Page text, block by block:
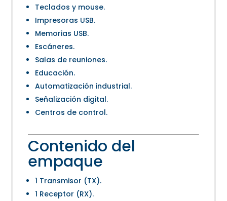
Teclados y mouse.
Impresoras USB.
Memorias USB.
Escáneres.
Salas de reuniones.
Educación.
Automatización industrial.
Señalización digital.
Centros de control.
Contenido del
empaque
1 Transmisor (TX).
1 Receptor (RX).